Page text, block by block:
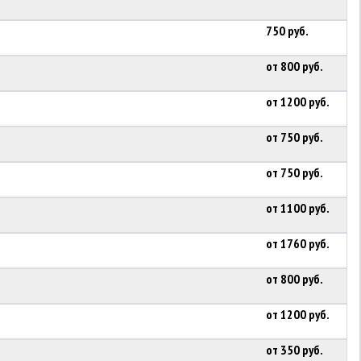
750 руб.
от 800 руб.
от 1200 руб.
от 750 руб.
от 750 руб.
от 1100 руб.
от 1760 руб.
от 800 руб.
от 1200 руб.
от 350 руб.